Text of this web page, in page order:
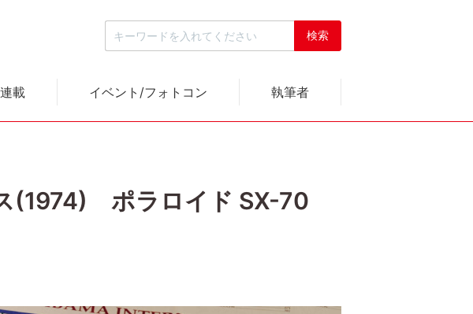
載 イベント/フォトコン 執筆者
(1974) ポラロイド SX-70